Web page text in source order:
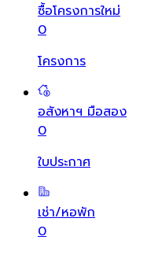
ซื้อโครงการใหม่
0
โครงการ
อสังหาฯ มือสอง
0
ใบประกาศ
เช่า/หอพัก
0